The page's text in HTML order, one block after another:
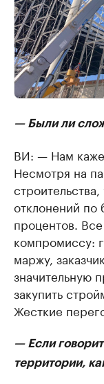
— Были ли
ВИ: — Нам
Несмотря на
отклонений по
процентов.
компромиссу:
маржу,
значительную
закупить
Жесткие
— Если
территории,